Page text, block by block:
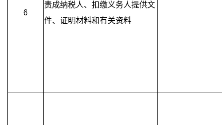
6
责成纳税人、扣缴义务人提供文
件、证明材料和有关资料